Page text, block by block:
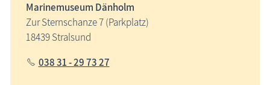
Marinemuseum Dänholm
Zur Sternschanze 7 (Parkplatz)
18439 Stralsund
038 31 - 29 73 27